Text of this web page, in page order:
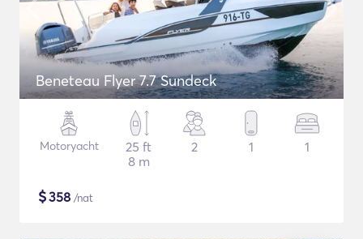
Beneteau Flyer 7.7 Sundeck
Motoryacht
25 ft
8 m
2 1 1
$358 /nat